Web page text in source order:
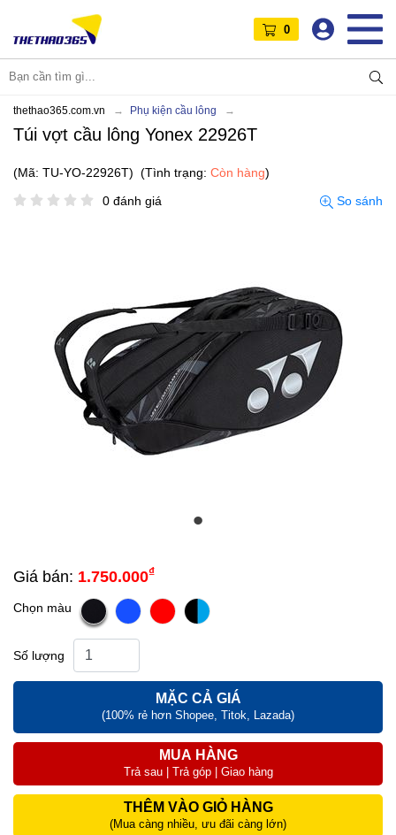
0
thethao365.com.vn Phụ kiện cầu lông
Túi vợt cầu lông Yonex 22926T
(Mã: TU-YO-22926T) (Tình trạng: Còn hàng)
0 đánh giá
So sánh
Giá bán: 1.750.000₫
Chọn màu
Số lượng
MẶC CẢ GIÁ
(100% rẻ hơn Shopee, Titok, Lazada)
MUA HÀNG
Trả sau | Trả góp | Giao hàng
THÊM VÀO GIỎ HÀNG
(Mua càng nhiều, ưu đãi càng lớn)